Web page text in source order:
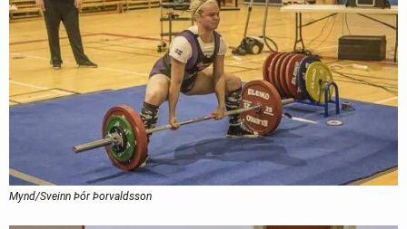
Mynd/Sveinn Þór Þorvaldsson